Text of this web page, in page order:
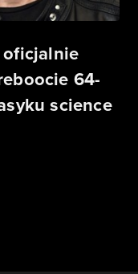
64-
science